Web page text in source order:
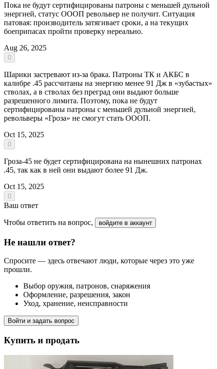
Пока не будут сертифицированы патроны с меньшей дульной
энергией, статус ОООП револьвер не получит. Ситуация
патовая: производитель затягивает сроки, а на текущих
боеприпасах пройти проверку нереально.
Aug 26, 2025
0
Шарики застревают из-за брака. Патроны ТК и АКБС в
калибре .45 рассчитаны на энергию менее 91 Дж в «зубастых»
стволах, а в стволах без преград они выдают больше
разрешенного лимита. Поэтому, пока не будут
сертифицированы патроны с меньшей дульной энергией,
револьверы «Гроза» не смогут стать ОООП.
Oct 15, 2025
0
Гроза-45 не будет сертифицирована на нынешних патронах
.45, так как в ней они выдают более 91 Дж.
Oct 15, 2025
0
Ваш ответ
Чтобы ответить на вопрос, войдите в аккаунт
Не нашли ответ?
Спросите — здесь отвечают люди, которые через это уже
прошли.
Выбор оружия, патронов, снаряжения
Оформление, разрешения, закон
Уход, хранение, неисправности
Войти и задать вопрос
Купить и продать